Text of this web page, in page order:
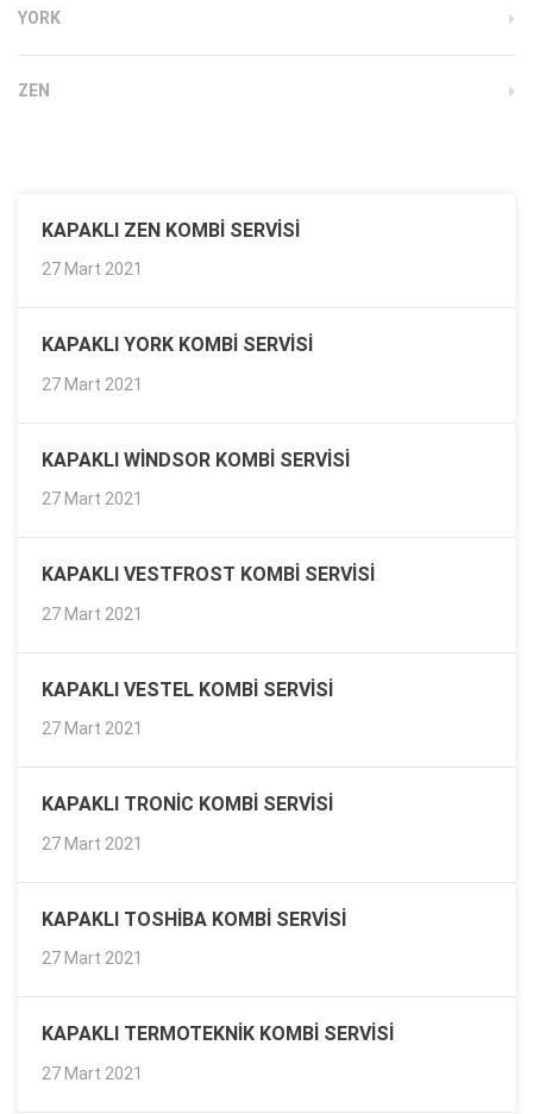
YORK
ZEN
KAPAKLI ZEN KOMBI SERVISI
27 Mart 2021
KAPAKLI YORK KOMBI SERVISI
27 Mart 2021
KAPAKLI WINDSOR KOMBI SERVISI
27 Mart 2021
KAPAKLI VESTFROST KOMBI SERVISI
27 Mart 2021
KAPAKLI VESTEL KOMBI SERVISI
27 Mart 2021
KAPAKLI TRONIC KOMBI SERVISI
27 Mart 2021
KAPAKLI TOSHIBA KOMBI SERVISI
27 Mart 2021
KAPAKLI TERMOTEKNIK KOMBI SERVISI
27 Mart 2021